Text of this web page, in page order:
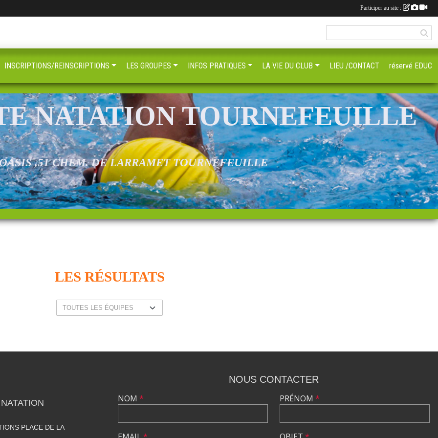
NATATION TOURNEFEUILLE
,51 CHEM. DE LARRAMET TOURNEFEUILLE
LES RÉSULTATS
INSCRIPTIONS/REINSCRIPTIONS LES GROUPES INFOS PRATIQUES LA VIE DU CLUB LIEU /CONTACT réservé EDUC
PLACE DE LA
NOUS CONTACTER
NOM * PRÉNOM *
Participer au site :